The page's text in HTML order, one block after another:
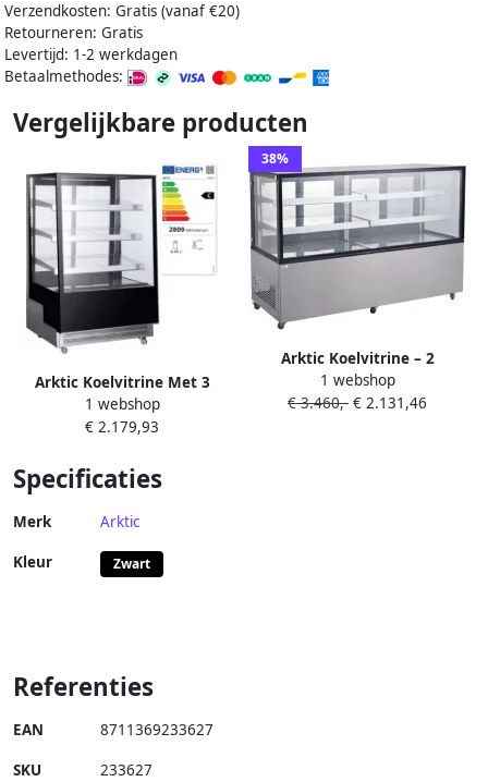
Verzendkosten: Gratis (vanaf €20)
Retourneren: Gratis
Levertijd: 1-2 werkdagen
Betaalmethodes:
Vergelijkbare producten
Arktic Koelvitrine Met 3
Schuine Schappen- 500L-
230v 490w-
1 webshop
€ 2.179,93
38%
Arktic Koelvitrine – 2
schappen – 410L – LED-
verlichting – verrijdbaar –
1 webshop
€ 3.460,- € 2.131,46
Specificaties
Merk Arktic
Kleur Zwart
Referenties
EAN 8711369233627
SKU 233627